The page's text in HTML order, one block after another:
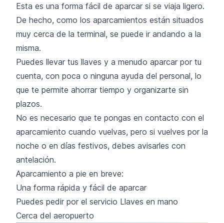
Esta es una forma fácil de aparcar si se viaja ligero.
De hecho, como los aparcamientos están situados
muy cerca de la terminal, se puede ir andando a la
misma.
Puedes llevar tus llaves y a menudo aparcar por tu
cuenta, con poca o ninguna ayuda del personal, lo
que te permite ahorrar tiempo y organizarte sin
plazos.
No es necesario que te pongas en contacto con el
aparcamiento cuando vuelvas, pero si vuelves por la
noche o en días festivos, debes avisarles con
antelación.
Aparcamiento a pie en breve:
Una forma rápida y fácil de aparcar
Puedes pedir por el servicio Llaves en mano
Cerca del aeropuerto